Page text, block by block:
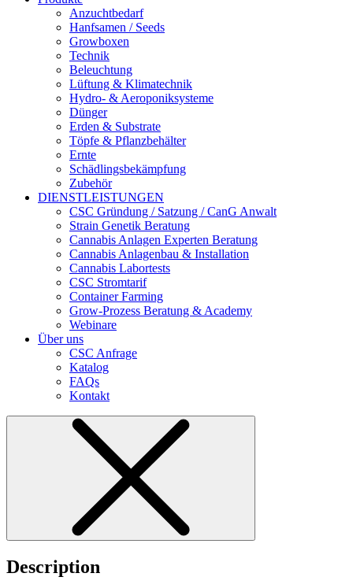
Anzuchtbedarf
Hanfsamen / Seeds
Growboxen
Technik
Beleuchtung
Lüftung & Klimatechnik
Hydro- & Aeroponiksysteme
Dünger
Erden & Substrate
Töpfe & Pflanzbehälter
Ernte
Schädlingsbekämpfung
Zubehör
DIENSTLEISTUNGEN
CSC Gründung / Satzung / CanG Anwalt
Strain Genetik Beratung
Cannabis Anlagen Experten Beratung
Cannabis Anlagenbau & Installation
Cannabis Labortests
CSC Stromtarif
Container Farming
Grow-Prozess Beratung & Academy
Webinare
Über uns
CSC Anfrage
Katalog
FAQs
Kontakt
Description